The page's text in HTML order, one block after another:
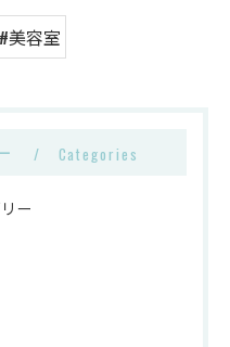
#美容室
Categories
ー